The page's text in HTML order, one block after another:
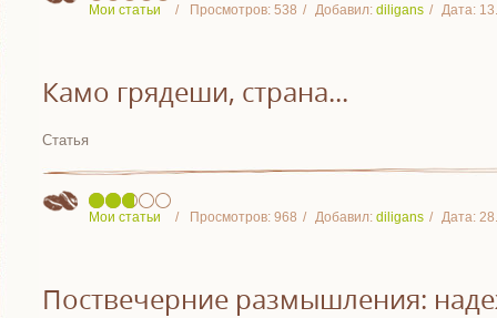
Мои статьи Просмотров: 538 Добавил: diligans Дата:
Камо грядеши, страна...
Статья
Мои статьи Просмотров: 968 Добавил: diligans Дата:
Поствечерние размышления: